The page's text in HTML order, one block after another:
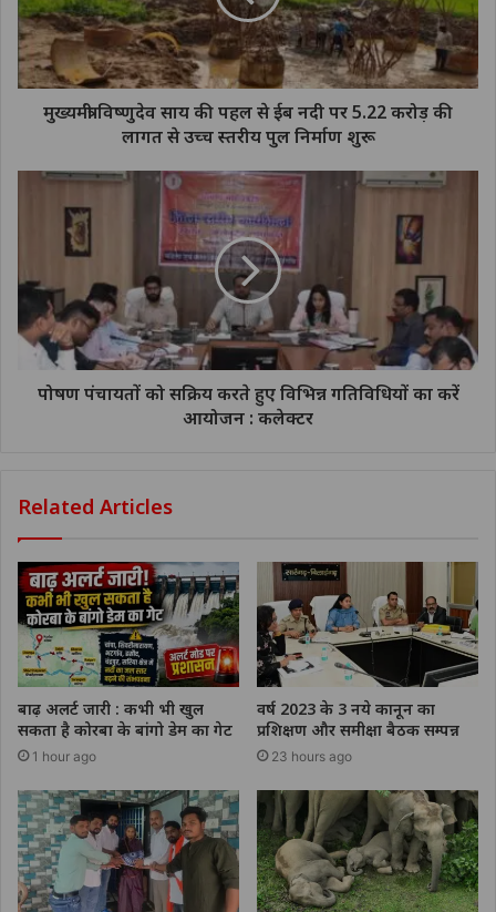
मुख्यमंत्री विष्णुदेव साय की पहल से ईब नदी पर 5.22 करोड़ की
लागत से उच्च स्तरीय पुल निर्माण शुरू
पोषण पंचायतों को सक्रिय करते हुए विभिन्न गतिविधियों का करें
आयोजन : कलेक्टर
Related Articles
बाढ़ अलर्ट जारी : कभी भी खुल
सकता है कोरबा के बांगो डेम का गेट
1 hour ago
वर्ष 2023 के 3 नये कानून का
प्रशिक्षण और समीक्षा बैठक सम्पन्न
23 hours ago